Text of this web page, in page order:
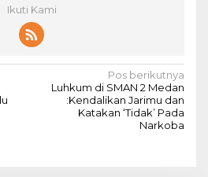
Ikuti Kami
Pos berikutnya
Luhkum di SMAN 2 Medan
:Kendalikan Jarimu dan
Katakan ‘Tidak’ Pada
Narkoba